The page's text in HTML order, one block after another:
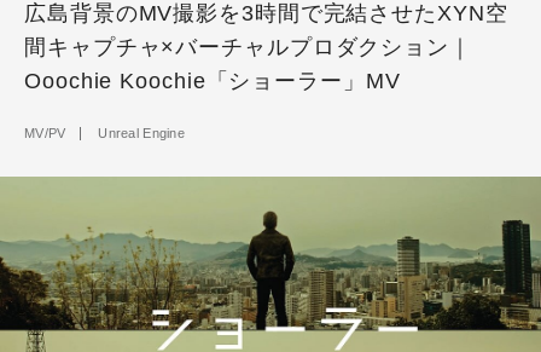
広島背景のMV撮影を3時間で完結させたXYN空
間キャプチャ×バーチャルプロダクション｜
Ooochie Koochie「ショーラー」MV
MV/PV Unreal Engine